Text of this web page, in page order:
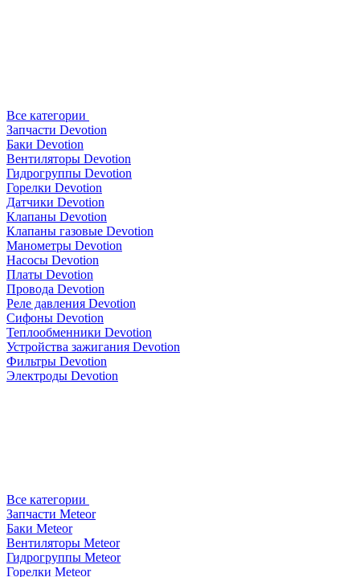
Все категории
Запчасти Devotion
Баки Devotion
Вентиляторы Devotion
Гидрогруппы Devotion
Горелки Devotion
Датчики Devotion
Клапаны Devotion
Клапаны газовые Devotion
Манометры Devotion
Насосы Devotion
Платы Devotion
Провода Devotion
Реле давления Devotion
Сифоны Devotion
Теплообменники Devotion
Устройства зажигания Devotion
Фильтры Devotion
Электроды Devotion
Все категории
Запчасти Meteor
Баки Meteor
Вентиляторы Meteor
Гидрогруппы Meteor
Горелки Meteor